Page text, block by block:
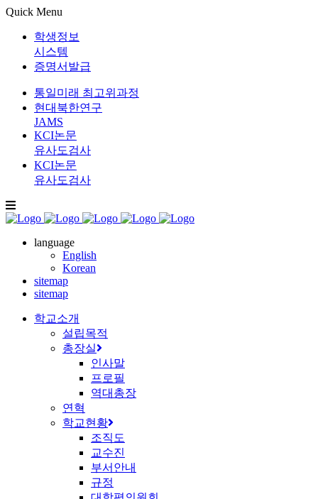
Quick Menu
학생정보
시스템
증명서발급
통일미래 최고위과정
현대북한연구
JAMS
KCI논문
유사도검사
KCI논문
유사도검사
language
English
Korean
sitemap
sitemap
학교소개
설립목적
총장실
인사말
프로필
역대총장
연혁
학교현황
조직도
교수진
부서안내
규정